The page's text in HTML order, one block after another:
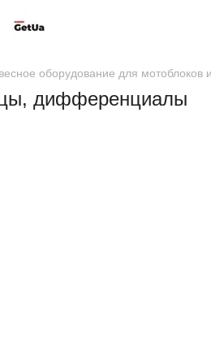
оборудование для мотоблоков
дифференциалы